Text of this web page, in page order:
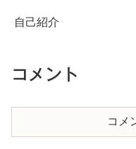
自己紹介
コメント
コメ